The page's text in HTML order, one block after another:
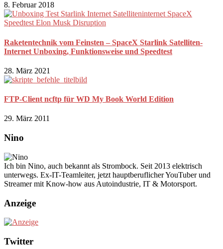
8. Februar 2018
Raketentechnik vom Feinsten – SpaceX Starlink Satelliten-
Internet Unboxing, Funktionsweise und Speedtest
28. März 2021
FTP-Client ncftp für WD My Book World Edition
29. März 2011
Nino
Ich bin Nino, auch bekannt als Strombock. Seit 2013 elektrisch
unterwegs. Ex-IT-Teamleiter, jetzt hauptberuflicher YouTuber und
Streamer mit Know-how aus Autoindustrie, IT & Motorsport.
Anzeige
Twitter